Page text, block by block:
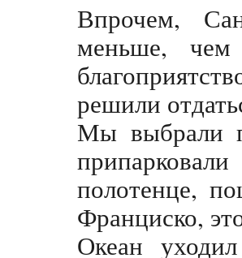
Впрочем,
меньше, чем
решили
Мы выбрали
полотенце,
Франциско,
Океан